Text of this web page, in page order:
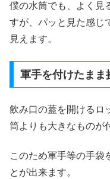
僕の水筒でも、よく見
すが、パッと見た感じ
見えます。
軍手を付けたまま
飲み口の蓋を開けるロ
筒よりも大きなものが
このため軍手等の手袋
とが出来ます。